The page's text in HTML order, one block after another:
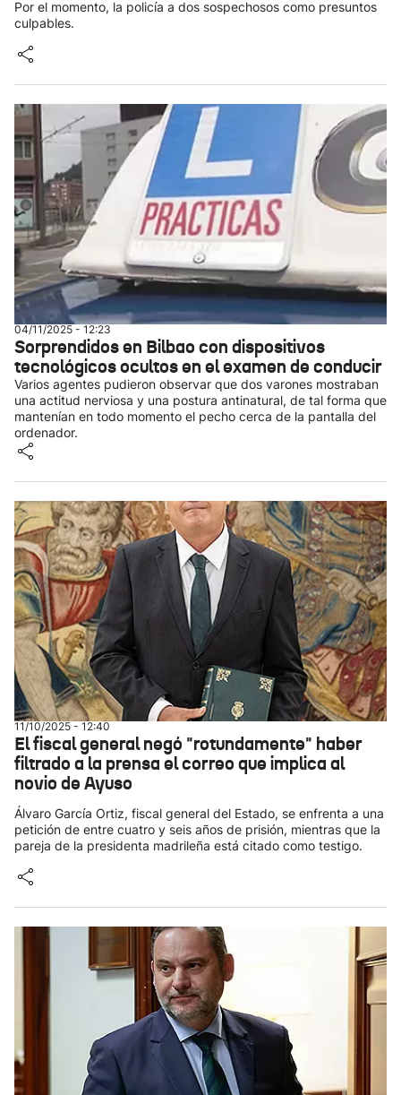
Por el momento, la policía a dos sospechosos como presuntos
culpables.
04/11/2025 - 12:23
Sorprendidos en Bilbao con dispositivos
tecnológicos ocultos en el examen de conducir
Varios agentes pudieron observar que dos varones mostraban
una actitud nerviosa y una postura antinatural, de tal forma que
mantenían en todo momento el pecho cerca de la pantalla del
ordenador.
11/10/2025 - 12:40
El fiscal general negó "rotundamente" haber
filtrado a la prensa el correo que implica al
novio de Ayuso
Álvaro García Ortiz, fiscal general del Estado, se enfrenta a una
petición de entre cuatro y seis años de prisión, mientras que la
pareja de la presidenta madrileña está citado como testigo.